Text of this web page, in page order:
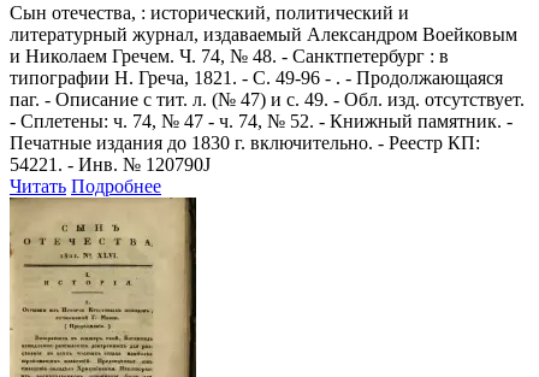
Сын отечества, : исторический, политический и
литературный журнал, издаваемый Александром Воейковым
и Николаем Гречем. Ч. 74, № 48. - Санктпетербург : в
типографии Н. Греча, 1821. - С. 49-96 - . - Продолжающаяся
паг. - Описание с тит. л. (№ 47) и с. 49. - Обл. изд. отсутствует.
- Сплетены: ч. 74, № 47 - ч. 74, № 52. - Книжный памятник. -
Печатные издания до 1830 г. включительно. - Реестр КП:
54221. - Инв. № 120790J
Читать Подробнее